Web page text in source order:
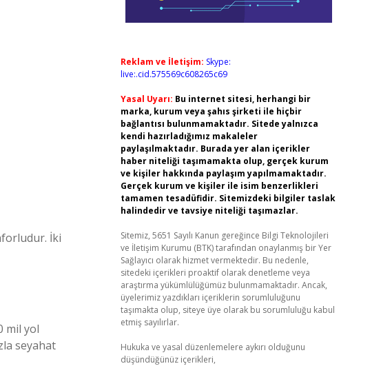
İki
mil yol
seyahat
Reklam ve İletişim: Skype:
live:.cid.575569c608265c69
Yasal Uyarı: Bu internet sitesi, herhangi bir
marka, kurum veya şahıs şirketi ile hiçbir
bağlantısı bulunmamaktadır. Sitede yalnızca
kendi hazırladığımız makaleler
paylaşılmaktadır. Burada yer alan içerikler
haber niteliği taşımamakta olup, gerçek kurum
ve kişiler hakkında paylaşım yapılmamaktadır.
Gerçek kurum ve kişiler ile isim benzerlikleri
tamamen tesadüfidir. Sitemizdeki bilgiler taslak
halindedir ve tavsiye niteliği taşımazlar.
Sitemiz, 5651 Sayılı Kanun gereğince Bilgi Teknolojileri
ve İletişim Kurumu (BTK) tarafından onaylanmış bir Yer
Sağlayıcı olarak hizmet vermektedir. Bu nedenle,
sitedeki içerikleri proaktif olarak denetleme veya
araştırma yükümlülüğümüz bulunmamaktadır. Ancak,
üyelerimiz yazdıkları içeriklerin sorumluluğunu
taşımakta olup, siteye üye olarak bu sorumluluğu kabul
etmiş sayılırlar.
Hukuka ve yasal düzenlemelere aykırı olduğunu
düşündüğünüz içerikleri,